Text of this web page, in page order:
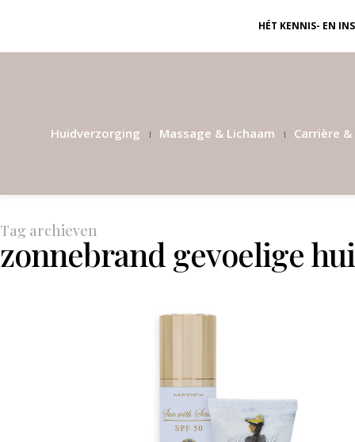
HÉT KENNIS- EN
Huidverzorging Massage & Lichaam Carrière
Tag archieven
zonnebrand gevoelige